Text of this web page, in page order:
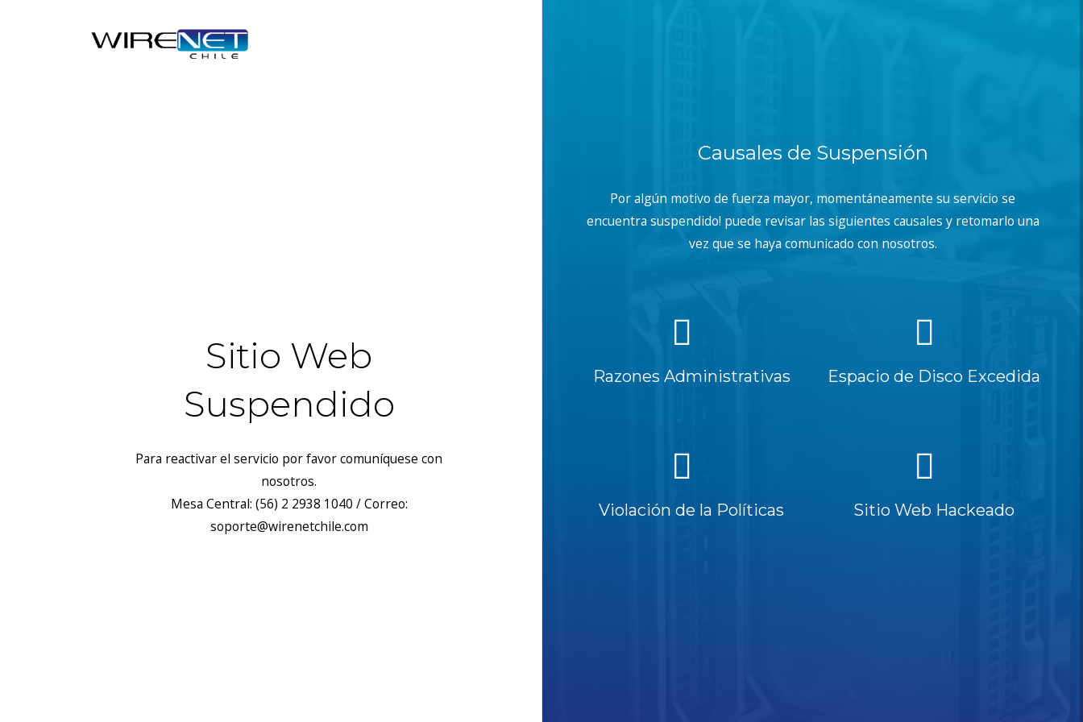
Sitio Web
Suspendido
Para reactivar el servicio por favor comuníquese con
nosotros.
Mesa Central: (56) 2 2938 1040 / Correo:
soporte@wirenetchile.com
Causales de Suspensión
Por algún motivo de fuerza mayor, momentáneamente su servicio se
encuentra suspendido! puede revisar las siguientes causales y retomarlo una
vez que se haya comunicado con nosotros.
Razones Administrativas Espacio de Disco Excedida
Violación de la Políticas Sitio Web Hackeado